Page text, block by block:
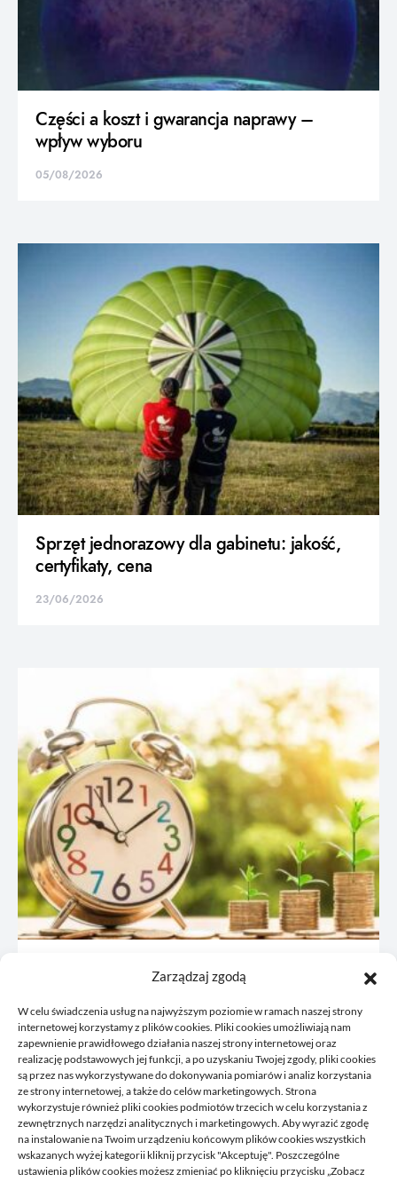
Zarządzaj zgodą
W celu świadczenia usług na najwyższym poziomie w ramach naszej strony
internetowej korzystamy z plików cookies. Pliki cookies umożliwiają nam
zapewnienie prawidłowego działania naszej strony internetowej oraz
realizację podstawowych jej funkcji, a po uzyskaniu Twojej zgody, pliki cookies
są przez nas wykorzystywane do dokonywania pomiarów i analiz korzystania
ze strony internetowej, a także do celów marketingowych. Strona
wykorzystuje również pliki cookies podmiotów trzecich w celu korzystania z
zewnętrznych narzędzi analitycznych i marketingowych. Aby wyrazić zgodę
na instalowanie na Twoim urządzeniu końcowym plików cookies wszystkich
wskazanych wyżej kategorii kliknij przycisk "Akceptuję". Poszczególne
ustawienia plików cookies możesz zmieniać po kliknięciu przycisku „Zobacz
Części a koszt i gwarancja naprawy –
wpływ wyboru
05/08/2026
Sprzęt jednorazowy dla gabinetu: jakość,
certyfikaty, cena
23/06/2026
JDG: co omówić z księgową przed
21/06/2026
DELPHINIUS